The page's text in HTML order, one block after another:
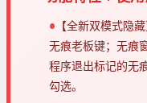
• 【全新双模式隐
无痕老板键；无痕
程序退出标记的无
勾选。